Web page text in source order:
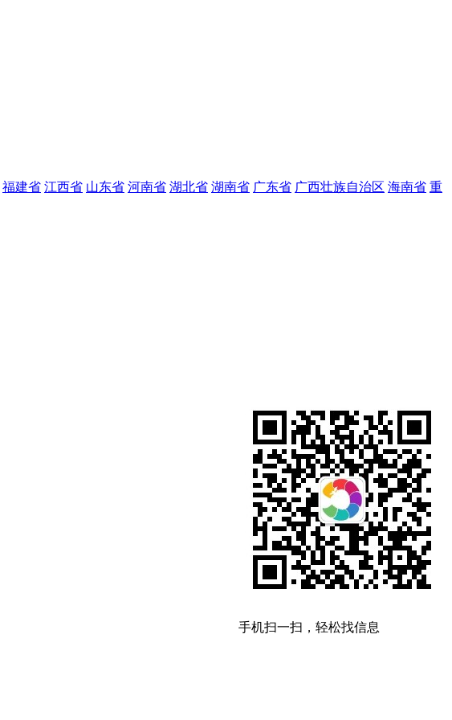
福建省 江西省 山东省 河南省 湖北省 湖南省 广东省 广西壮族自治区 海南省 重
手机扫一扫，轻松找信息